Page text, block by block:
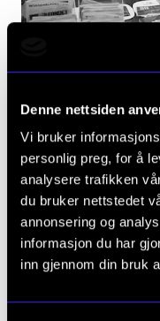
Denne nettsiden
Vi bruker
personlig preg, for å
analysere trafikken
du bruker nettstedet
annonsering og
informasjon du har
inn gjennom din bruk
Nye bøker, noter,
8. juni 2026